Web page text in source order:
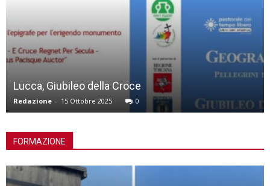
Reconnecting With Your Culture –
simposio online
Redazione - 8 Ottobre 2025 0
FORMAZIONE